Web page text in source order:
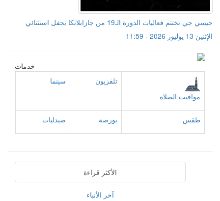
جيسي جي تختتم فعاليات الدورة الـ19 من جازابلانكا بحفل استثنائي
الإثنين 13 يوليوز 2026 - 11:59
خدمات
مواقيت الصلاة
تلفزيون سينما
طقس بورصة صيدليات
الأكثر قراءة
آخر الأنباء